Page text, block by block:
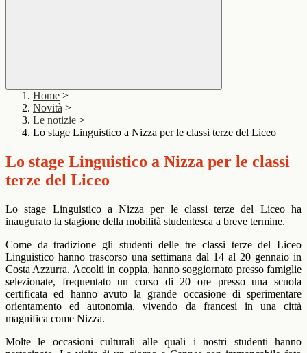
Home >
Novità >
Le notizie >
Lo stage Linguistico a Nizza per le classi terze del Liceo
Lo stage Linguistico a Nizza per le classi
terze del Liceo
Lo stage Linguistico a Nizza per le classi terze del Liceo ha
inaugurato la stagione della mobilità studentesca a breve termine.
Come da tradizione gli studenti delle tre classi terze del Liceo
Linguistico hanno trascorso una settimana dal 14 al 20 gennaio in
Costa Azzurra. Accolti in coppia, hanno soggiornato presso famiglie
selezionate, frequentato un corso di 20 ore presso una scuola
certificata ed hanno avuto la grande occasione di sperimentare
orientamento ed autonomia, vivendo da francesi in una città
magnifica come Nizza.
Molte le occasioni culturali alle quali i nostri studenti hanno